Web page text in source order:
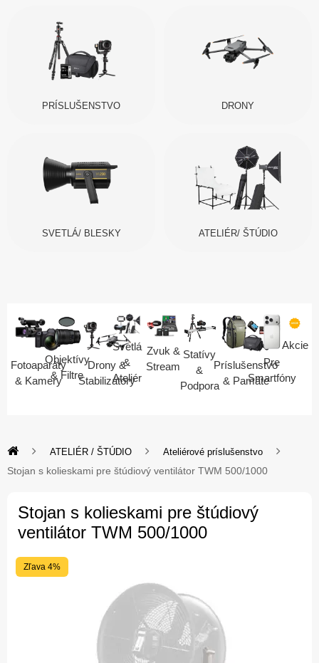
PRÍSLUŠENSTVO DRONY
SVETLÁ/ BLESKY ATELIÉR/ ŠTÚDIO
Fotoaparáty
& Kamery
Objektívy
& Filtre
Drony &
Stabilizátory
Svetlá
&
Ateliér
Zvuk &
Stream
Statívy
&
Podpora
Príslušenstvo
& Pamäte
Pre
Smartfóny
Akcie
ATELIÉR / ŠTÚDIO Ateliérové príslušenstvo
Stojan s kolieskami pre štúdiový ventilátor TWM 500/1000
Stojan s kolieskami pre štúdiový
ventilátor TWM 500/1000
Zľava 4%